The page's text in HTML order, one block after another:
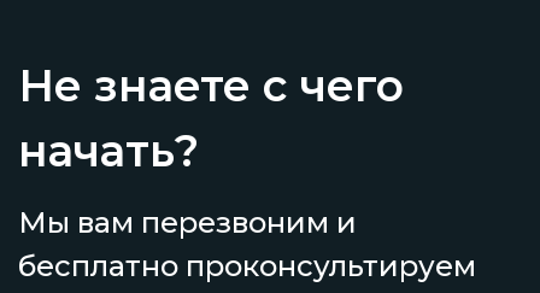
Не знаете с чего
начать?
Мы вам перезвоним и
бесплатно проконсультируем